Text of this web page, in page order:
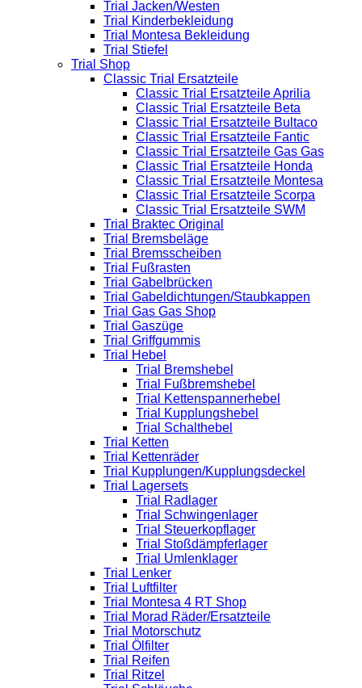
Trial Jacken/Westen
Trial Kinderbekleidung
Trial Montesa Bekleidung
Trial Stiefel
Trial Shop
Classic Trial Ersatzteile
Classic Trial Ersatzteile Aprilia
Classic Trial Ersatzteile Beta
Classic Trial Ersatzteile Bultaco
Classic Trial Ersatzteile Fantic
Classic Trial Ersatzteile Gas Gas
Classic Trial Ersatzteile Honda
Classic Trial Ersatzteile Montesa
Classic Trial Ersatzteile Scorpa
Classic Trial Ersatzteile SWM
Trial Braktec Original
Trial Bremsbeläge
Trial Bremsscheiben
Trial Fußrasten
Trial Gabelbrücken
Trial Gabeldichtungen/Staubkappen
Trial Gas Gas Shop
Trial Gaszüge
Trial Griffgummis
Trial Hebel
Trial Bremshebel
Trial Fußbremshebel
Trial Kettenspannerhebel
Trial Kupplungshebel
Trial Schalthebel
Trial Ketten
Trial Kettenräder
Trial Kupplungen/Kupplungsdeckel
Trial Lagersets
Trial Radlager
Trial Schwingenlager
Trial Steuerkopflager
Trial Stoßdämpferlager
Trial Umlenklager
Trial Lenker
Trial Luftfilter
Trial Montesa 4 RT Shop
Trial Morad Räder/Ersatzteile
Trial Motorschutz
Trial Ölfilter
Trial Reifen
Trial Ritzel